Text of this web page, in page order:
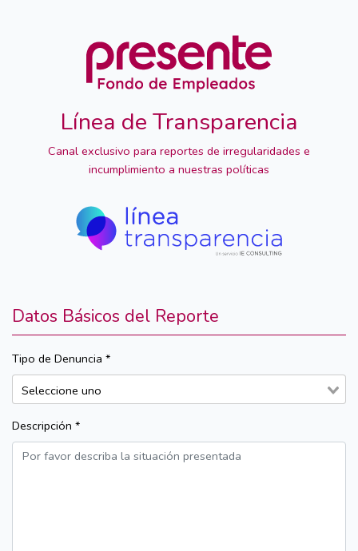
Línea de Transparencia
Canal exclusivo para reportes de irregularidades e
incumplimiento a nuestras políticas
Datos Básicos del Reporte
Tipo de Denuncia *
Descripción *